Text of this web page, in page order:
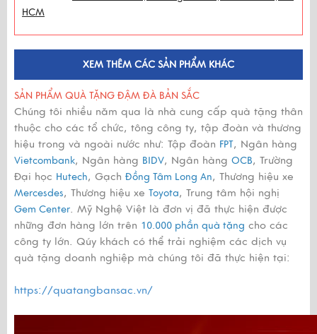
HCM
XEM THÊM CÁC SẢN PHẨM KHÁC
SẢN PHẨM QUÀ TẶNG ĐẬM ĐÀ BẢN SẮC
Chúng tôi nhiều năm qua là nhà cung cấp quà tặng thân
thuộc cho các tổ chức, tông công ty, tập đoàn và thương
hiệu trong và ngoài nước như: Tập đoàn FPT, Ngân hàng
Vietcombank, Ngân hàng BIDV, Ngân hàng OCB, Trường
Đại học Hutech, Gạch Đồng Tâm Long An, Thương hiệu xe
Mercesdes, Thương hiệu xe Toyota, Trung tâm hội nghị
Gem Center. Mỹ Nghệ Việt là đơn vị đã thực hiện được
những đơn hàng lớn trên 10.000 phần quà tặng cho các
công ty lớn. Qúy khách có thể trải nghiệm các dịch vụ
quà tặng doanh nghiệp mà chúng tôi đã thực hiện tại:
https://quatangbansac.vn/